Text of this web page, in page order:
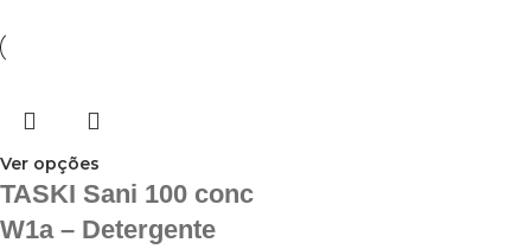
Ver opções
TASKI Sani 100 conc
W1a – Detergente